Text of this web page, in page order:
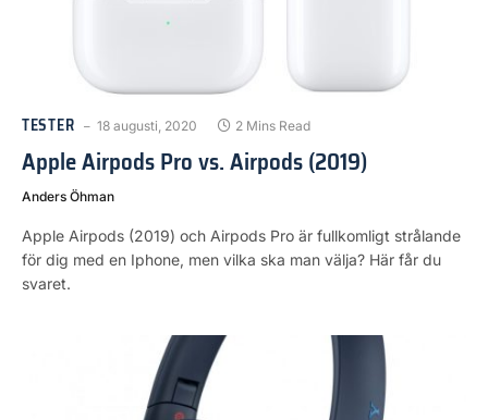
TESTER 18 augusti, 2020 2 Mins Read
Apple Airpods Pro vs. Airpods (2019)
Anders Öhman
Apple Airpods (2019) och Airpods Pro är fullkomligt strålande
för dig med en Iphone, men vilka ska man välja? Här får du
svaret.